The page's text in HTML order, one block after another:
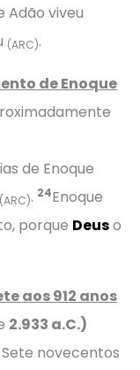
Adão viveu
(ARC).
de Enoque
de Enoque
(ARC). 24Enoque
porque Deuso
aos 912 anos
2.933 a.C.)
novecentos